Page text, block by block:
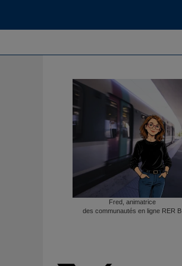
Fred, animatrice
des communautés en ligne RER B